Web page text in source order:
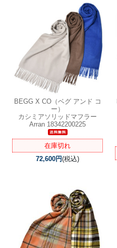
BEGG X CO（ベグ アンド コ
ー）
カシミアソリッドマフラー
Arran 18342200225
在庫切れ
72,600円(税込)